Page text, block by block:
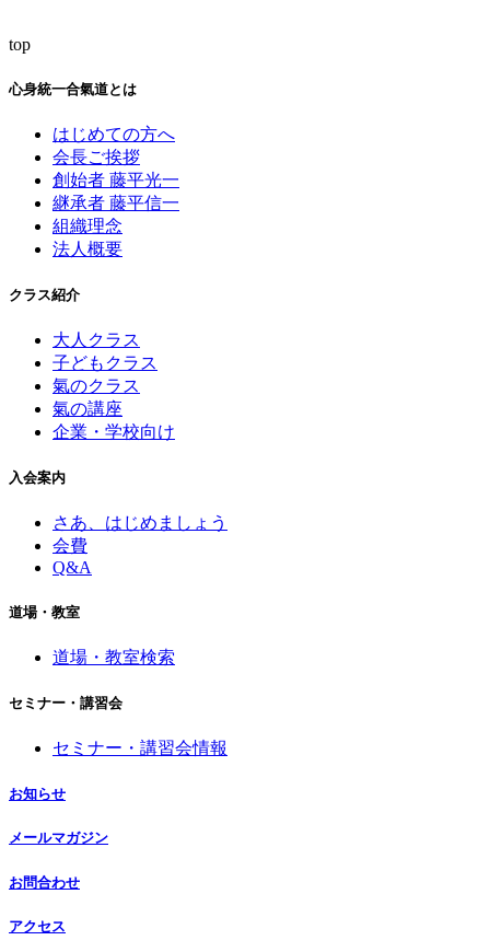
top
心身統一合氣道とは
はじめての方へ
会長ご挨拶
創始者 藤平光一
継承者 藤平信一
組織理念
法人概要
クラス紹介
大人クラス
子どもクラス
氣のクラス
氣の講座
企業・学校向け
入会案内
さあ、はじめましょう
会費
Q&A
道場・教室
道場・教室検索
セミナー・講習会
セミナー・講習会情報
お知らせ
メールマガジン
お問合わせ
アクセス